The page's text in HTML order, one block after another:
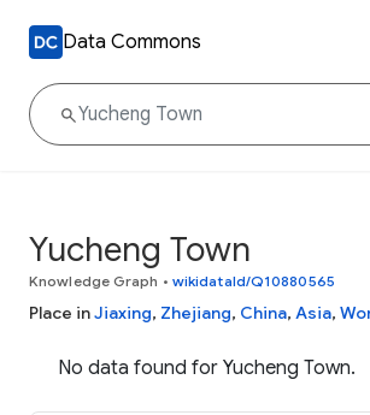
Data Commons
Yucheng Town
Knowledge Graph • wikidataId/Q10880565
Place inJiaxing, Zhejiang, China, Asia,
No data found for Yucheng Town.